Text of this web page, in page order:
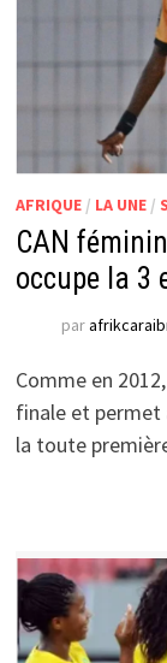
AFRIQUE/ LA UNE/
CAN
occupe la 3
par
Comme en
finale et permet
la toute